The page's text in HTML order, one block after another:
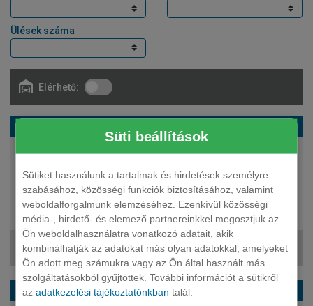
Süti beállítások
Sütiket használunk a tartalmak és hirdetések személyre
szabásához, közösségi funkciók biztosításához, valamint
weboldalforgalmunk elemzéséhez. Ezenkívül közösségi
média-, hirdető- és elemező partnereinkkel megosztjuk az
Ön weboldalhasználatra vonatkozó adatait, akik
kombinálhatják az adatokat más olyan adatokkal, amelyeket
Ön adott meg számukra vagy az Ön által használt más
szolgáltatásokból gyűjtöttek. További információt a sütikről
azadatkezelési tájékoztatónkban talál.
Ülések száma
Elérhető:
340 LE
elektromos
automata
2 fő
26 699 000 Ft
400 875 Ft + ÁFA
MG Cyberster cabrio GT 77kWh Aut.